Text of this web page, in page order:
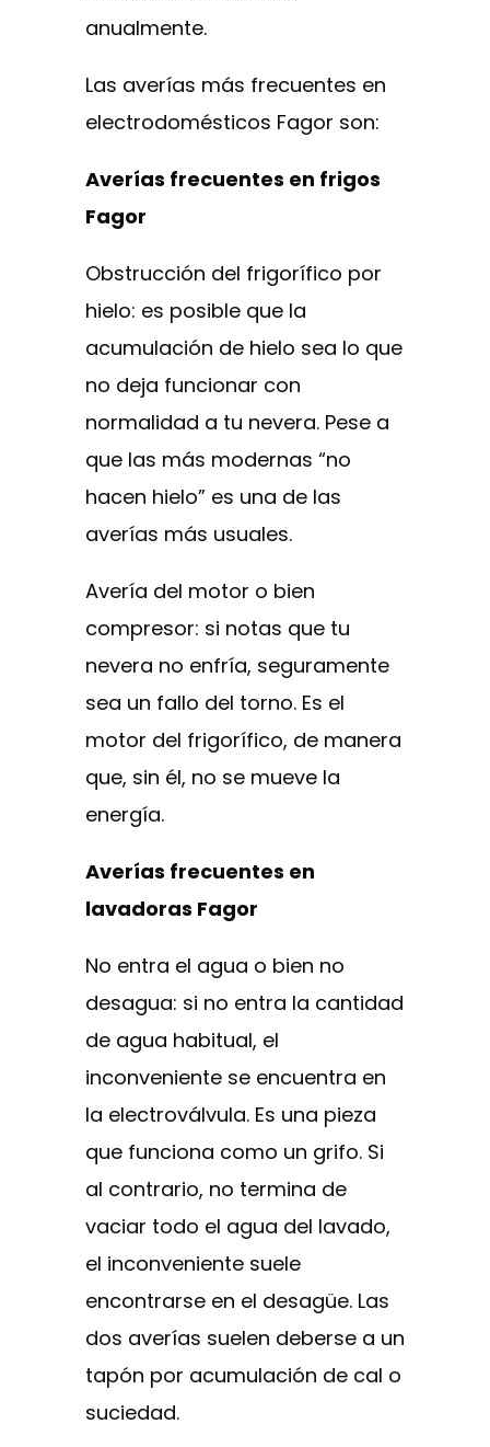
anualmente.
Las averías más frecuentes en
electrodomésticos Fagor son:
Averías frecuentes en frigos
Fagor
Obstrucción del frigorífico por
hielo: es posible que la
acumulación de hielo sea lo que
no deja funcionar con
normalidad a tu nevera. Pese a
que las más modernas “no
hacen hielo” es una de las
averías más usuales.
Avería del motor o bien
compresor: si notas que tu
nevera no enfría, seguramente
sea un fallo del torno. Es el
motor del frigorífico, de manera
que, sin él, no se mueve la
energía.
Averías frecuentes en
lavadoras Fagor
No entra el agua o bien no
desagua: si no entra la cantidad
de agua habitual, el
inconveniente se encuentra en
la electroválvula. Es una pieza
que funciona como un grifo. Si
al contrario, no termina de
vaciar todo el agua del lavado,
el inconveniente suele
encontrarse en el desagüe. Las
dos averías suelen deberse a un
tapón por acumulación de cal o
suciedad.